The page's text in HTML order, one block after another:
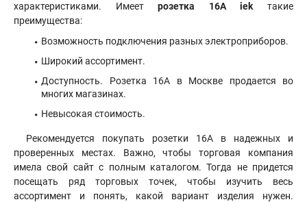
характеристиками. Имеетрозетка 16А iek такие
преимущества:
Возможность подключения разных электроприборов.
Широкий ассортимент.
Доступность. Розетка 16А в Москве продается во
многих магазинах.
Невысокая стоимость.
Рекомендуется покупать розетки 16А в надежных и
проверенных местах. Важно, чтобы торговая компания
имела свой сайт с полным каталогом. Тогда не придется
посещать ряд торговых точек, чтобы изучить весь
ассортимент и понять, какой вариант изделия нужен.